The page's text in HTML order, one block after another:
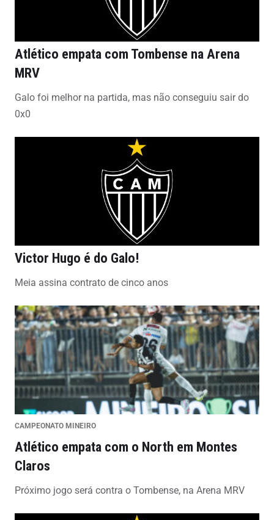
Atlético empata com Tombense na Arena
MRV
Galo foi melhor na partida, mas não conseguiu sair do
0x0
Victor Hugo é do Galo!
Meia assina contrato de cinco anos
CAMPEONATO MINEIRO
Atlético empata com o North em Montes
Claros
Próximo jogo será contra o Tombense, na Arena MRV